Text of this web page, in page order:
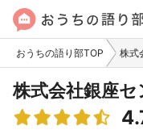
おうちの語り部TOP 株式
株式会社銀座